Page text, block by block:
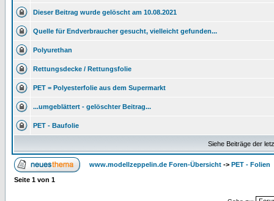
Dieser Beitrag wurde gelöscht am 10.08.2021
Quelle für Endverbraucher gesucht, vielleicht gefunden...
Polyurethan
Rettungsdecke / Rettungsfolie
PET = Polyesterfolie aus dem Supermarkt
...umgeblättert - gelöschter Beitrag...
PET - Baufolie
Siehe Beiträge der
www.modellzeppelin.de Foren-Übersicht -> PET - Folien
Seite 1 von 1